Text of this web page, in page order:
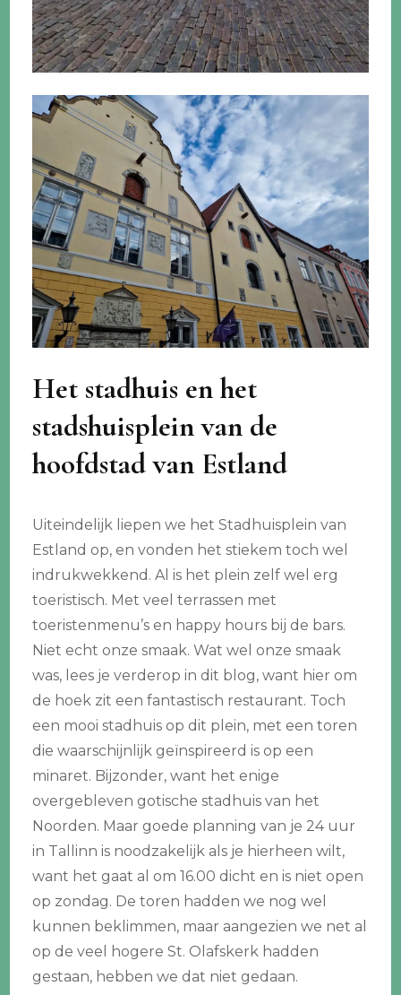
Het stadhuis en het
stadshuisplein van de
hoofdstad van Estland
Uiteindelijk liepen we het Stadhuisplein van
Estland op, en vonden het stiekem toch wel
indrukwekkend. Al is het plein zelf wel erg
toeristisch. Met veel terrassen met
toeristenmenu’s en happy hours bij de bars.
Niet echt onze smaak. Wat wel onze smaak
was, lees je verderop in dit blog, want hier om
de hoek zit een fantastisch restaurant. Toch
een mooi stadhuis op dit plein, met een toren
die waarschijnlijk geïnspireerd is op een
minaret. Bijzonder, want het enige
overgebleven gotische stadhuis van het
Noorden. Maar goede planning van je 24 uur
in Tallinn is noodzakelijk als je hierheen wilt,
want het gaat al om 16.00 dicht en is niet open
op zondag. De toren hadden we nog wel
kunnen beklimmen, maar aangezien we net al
op de veel hogere St. Olafskerk hadden
gestaan, hebben we dat niet gedaan.